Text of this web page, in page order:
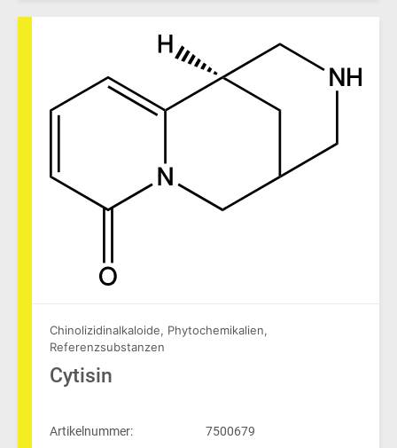
Chinolizidinalkaloide, Phytochemikalien,
Referenzsubstanzen
Cytisin
Artikelnummer: 7500679